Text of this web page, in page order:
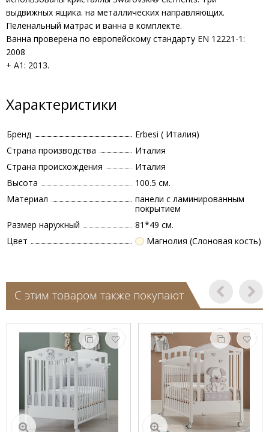
выдвижных ящика. на металлических направляющих.
Пеленальный матрас и ванна в комплекте.
Ванна проверена по европейскому стандарту EN 12221-1:
2008
+ A1: 2013.
Характеристики
Бренд
Erbesi ( Италия)
Страна производства
Италия
Страна происхождения
Италия
Высота
100.5 см.
Материал
панели с ламинированным
покрытием
Размер наружный
81*49 см.
Цвет
Магнолия (Слоновая кость)
С этим товаром также покупают